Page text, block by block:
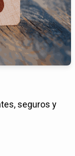
seguros y